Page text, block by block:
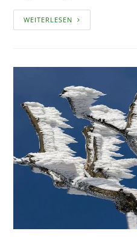
WEITERLESEN VEILCHEN
–
ÄUSSERST V